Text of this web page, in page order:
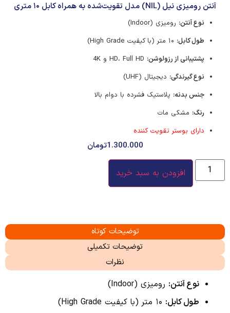
آنتن رومیزی نیل (NIL) مدل تقویت‌شده به همراه کابل ۱۰ متری
نوع آنتن: رومیزی (Indoor)
طول کابل:
پشتیبانی از رزولوشن:
نوع گیرندگی: دیجیتال (UHF)
جنس بدنه: پلاستیک فشرده با دوام بالا
رنگ: مشکی مات
دارای بوستر تقویت کننده
1.300.000تومان
افزودن به سبد خرید
توضیحات کوتاه
توضیحات تکمیلی
نظرات
نوع آنتن: رومیزی (Indoor)
طول کابل: